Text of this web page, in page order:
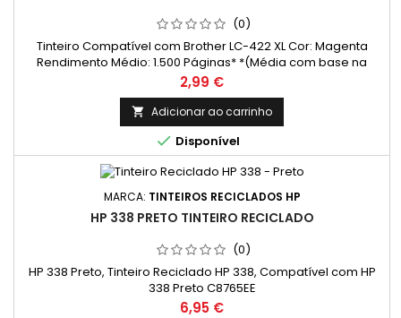
(0)
Tinteiro Compatível com Brother LC-422 XL Cor: Magenta
Rendimento Médio: 1.500 Páginas* *(Média com base na
norma ISO/IEC 24711 e impressão contínua. O rendimento real
varia consideravelmente com base no conteúdo das
páginas impressas e noutros factores.)
Preço
2,99 €
 Adicionar ao carrinho
 Disponível
MARCA: TINTEIROS RECICLADOS HP
HP 338 PRETO TINTEIRO RECICLADO
(0)
HP 338 Preto, Tinteiro Reciclado HP 338, Compatível com HP
338 Preto C8765EE
Preço
6,95 €